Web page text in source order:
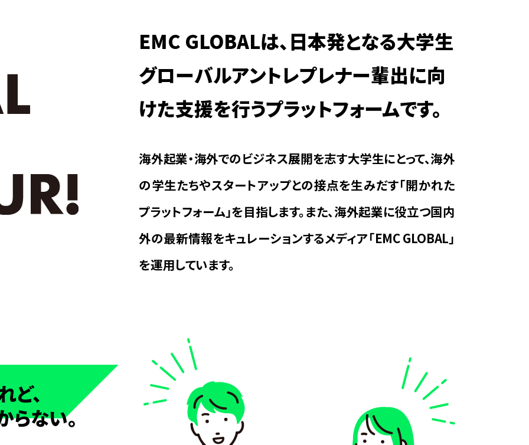
EMC GLOBALは、日本発となる大学生
グローバルアントレプレナー輩出に向
けた支援を行うプラットフォームです。
海外起業・海外でのビジネス展開を志す大学生にとって、海外
の学生たちやスタートアップとの接点を生みだす「開かれた
プラットフォーム」を目指します。また、海外起業に役立つ国内
外の最新情報をキュレーションするメディア「EMC GLOBAL」
を運用しています。
、
らない。